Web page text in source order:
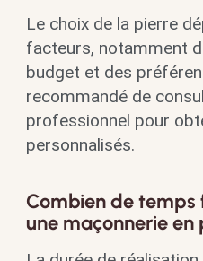
Le choix de la pierre
facteurs, notamment
budget et des
recommandé de
professionnel pour
personnalisés.
Combien de
une maçonnerie en